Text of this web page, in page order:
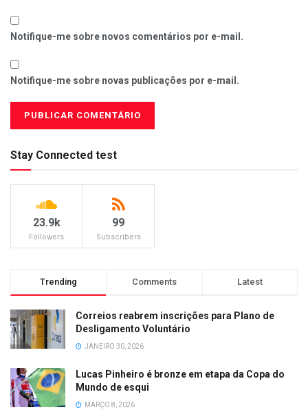
Notifique-me sobre novos comentários por e-mail.
Notifique-me sobre novas publicações por e-mail.
Stay Connected test
23.9k
Followers
99
Subscribers
Trending Comments Latest
Correios reabrem inscrições para Plano de
Desligamento Voluntário
JANEIRO 30, 2026
Lucas Pinheiro é bronze em etapa da Copa do
Mundo de esqui
MARÇO 8, 2026